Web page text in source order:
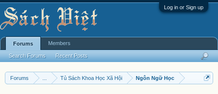
Log in or Sign up
Forums Tủ Sách Khoa Học Xã Hội Ngôn Ngữ Học
Forums
Search Forums Recent Posts
Members